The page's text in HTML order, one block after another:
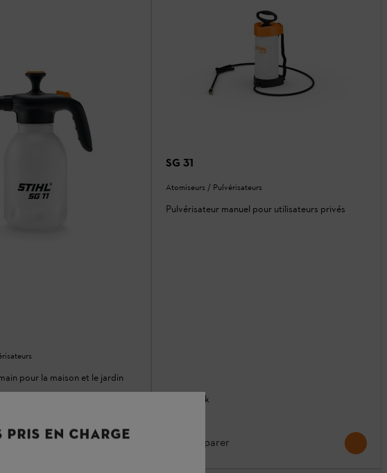
pour la maison et le jardin
SG 31
Atomiseurs / Pulvérisateurs
Pulvérisateur manuel pour utilisateurs privés
En stock
Comparer
PRIS EN CHARGE